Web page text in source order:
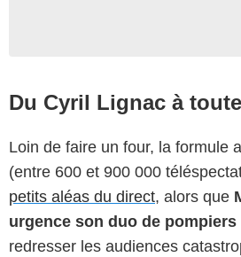
Du Cyril Lignac à
Loin de faire un four, la formule
(entre 600 et 900 000
petits aléas du direct, alors que
urgence son duo de pompiers
redresser les audiences